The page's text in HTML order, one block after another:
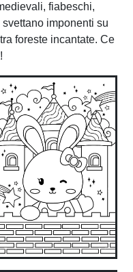
fiabeschi,
imponenti su
foreste incantate. Ce